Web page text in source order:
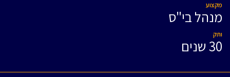
מקצוע
מנהל בי"ס
ותק
30 שנים